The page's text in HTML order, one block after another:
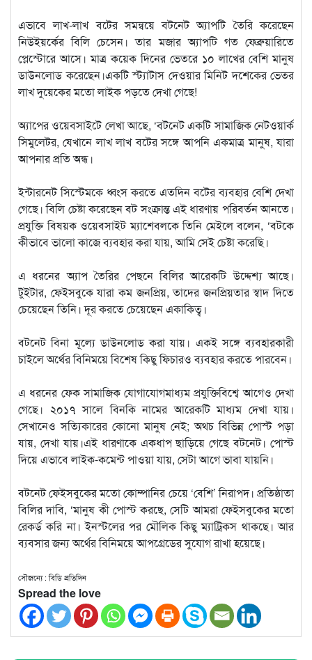
এভাবে লাখ-লাখ বটের সমন্বয়ে বটনেট অ্যাপটি তৈরি করেছেন
নিউইয়র্কের বিলি চেসেন। তার মজার অ্যাপটি গত ফেব্রুয়ারিতে
প্লেস্টোরে আসে। মাত্র কয়েক দিনের ভেতরে ১০ লাখের বেশি মানুষ
ডাউনলোড করেছেন।একটি স্ট্যাটাস দেওয়ার মিনিট দশেকের ভেতর
লাখ দুয়েকের মতো লাইক পড়তে দেখা গেছে!
অ্যাপের ওয়েবসাইটে লেখা আছে, ‘বটনেট একটি সামাজিক নেটওয়ার্ক
সিমুলেটর, যেখানে লাখ লাখ বটের সঙ্গে আপনি একমাত্র মানুষ, যারা
আপনার প্রতি অন্ধ।
ইন্টারনেট সিস্টেমকে ধ্বংস করতে এতদিন বটের ব্যবহার বেশি দেখা
গেছে। বিলি চেষ্টা করেছেন বট সংক্রান্ত এই ধারণায় পরিবর্তন আনতে।
প্রযুক্তি বিষয়ক ওয়েবসাইট ম্যাশেবলকে তিনি মেইলে বলেন, ‘বটকে
কীভাবে ভালো কাজে ব্যবহার করা যায়, আমি সেই চেষ্টা করেছি।
এ ধরনের অ্যাপ তৈরির পেছনে বিলির আরেকটি উদ্দেশ্য আছে।
টুইটার, ফেইসবুকে যারা কম জনপ্রিয়, তাদের জনপ্রিয়তার স্বাদ দিতে
চেয়েছেন তিনি। দূর করতে চেয়েছেন একাকিত্ব।
বটনেট বিনা মূল্যে ডাউনলোড করা যায়। একই সঙ্গে ব্যবহারকারী
চাইলে অর্থের বিনিময়ে বিশেষ কিছু ফিচারও ব্যবহার করতে পারবেন।
এ ধরনের ফেক সামাজিক যোগাযোগমাধ্যম প্রযুক্তিবিশ্বে আগেও দেখা
গেছে। ২০১৭ সালে বিনকি নামের আরেকটি মাধ্যম দেখা যায়।
সেখানেও সত্যিকারের কোনো মানুষ নেই; অথচ বিভিন্ন পোস্ট পড়া
যায়, দেখা যায়।এই ধারণাকে একধাপ ছাড়িয়ে গেছে বটনেট। পোস্ট
দিয়ে এভাবে লাইক-কমেন্ট পাওয়া যায়, সেটা আগে ভাবা যায়নি।
বটনেট ফেইসবুকের মতো কোম্পানির চেয়ে ‘বেশি’ নিরাপদ। প্রতিষ্ঠাতা
বিলির দাবি, ‘মানুষ কী পোস্ট করছে, সেটি আমরা ফেইসবুকের মতো
রেকর্ড করি না। ইনস্টলের পর মৌলিক কিছু ম্যাট্রিকস থাকছে। আর
ব্যবসার জন্য অর্থের বিনিময়ে আপগ্রেডের সুযোগ রাখা হয়েছে।
সৌজন্যে : বিডি প্রতিদিন
Spread the love